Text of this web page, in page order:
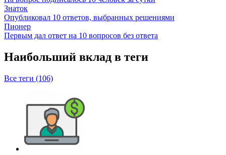
Знаток
Опубликовал 10 ответов, выбранных решениями
Пионер
Первым дал ответ на 10 вопросов без ответа
Наибольший вклад в теги
Все теги (106)